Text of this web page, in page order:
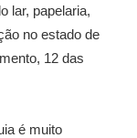
lar, papelaria,
no estado de
12 das
é muito